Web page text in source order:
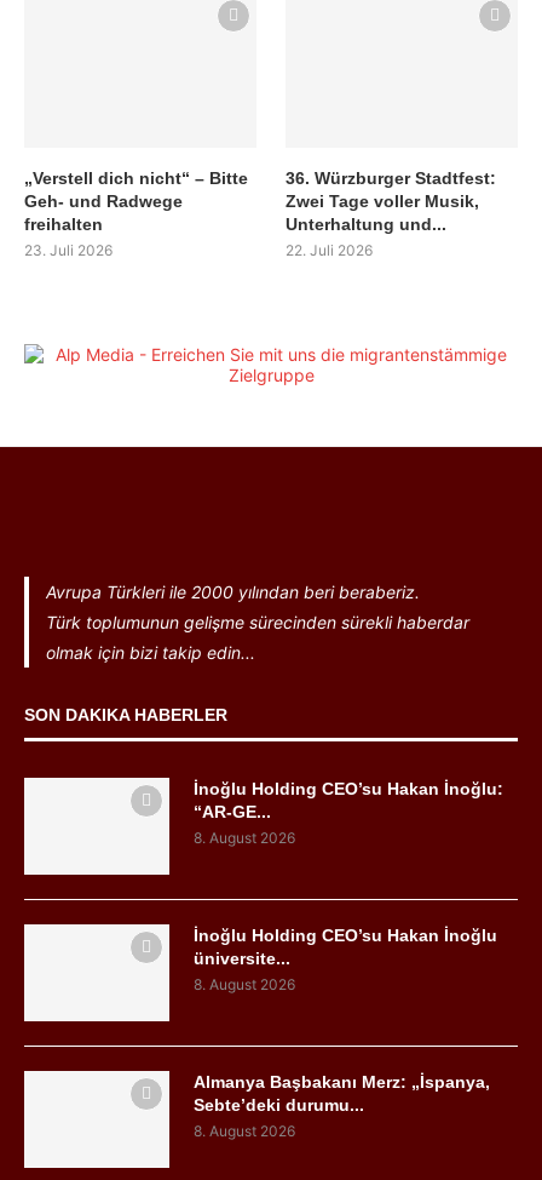
„Verstell dich nicht“ – Bitte
Geh- und Radwege
freihalten
23. Juli 2026
36. Würzburger Stadtfest:
Zwei Tage voller Musik,
Unterhaltung und...
22. Juli 2026
Avrupa Türkleri ile 2000 yılından beri beraberiz.
Türk toplumunun gelişme sürecinden sürekli haberdar
olmak için bizi takip edin...
SON DAKIKA HABERLER
İnoğlu Holding CEO’su Hakan İnoğlu:
“AR-GE...
8. August 2026
İnoğlu Holding CEO’su Hakan İnoğlu
üniversite...
8. August 2026
Almanya Başbakanı Merz: „İspanya,
Sebte’deki durumu...
8. August 2026